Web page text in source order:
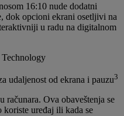
16:10 nude dodatni
dok opcioni ekrani osetljivi na
u radu na digitalnom
udaljenost od ekrana i pauzu3
računara. Ova obaveštenja se
uređaj ili kada se